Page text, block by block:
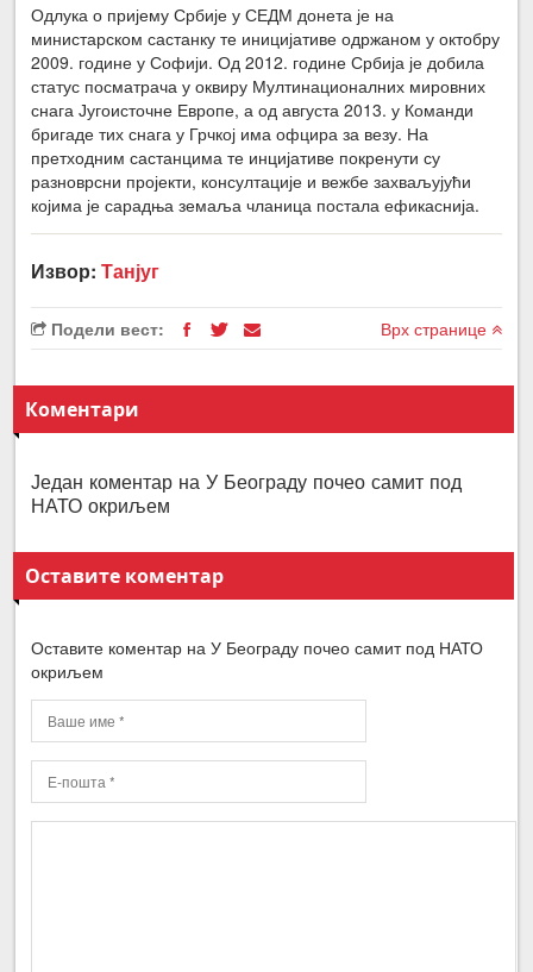
Одлука о пријему Србије у СЕДМ донета је на
министарском састанку те иницијативе одржаном у октобру
2009. године у Софији. Од 2012. године Србија је добила
статус посматрача у оквиру Мултинационалних мировних
снага Југоисточне Европе, а од августа 2013. у Команди
бригаде тих снага у Грчкој има офцира за везу. На
претходним састанцима те инцијативе покренути су
разноврсни пројекти, консултације и вежбе захваљујући
којима је сарадња земаља чланица постала ефикаснија.
Извор:Танјуг
Подели вест: Врх странице
Коментари
Један коментар на У Београду почео самит под
НАТО окриљем
Оставите коментар
Оставите коментар на У Београду почео самит под НАТО
окриљем